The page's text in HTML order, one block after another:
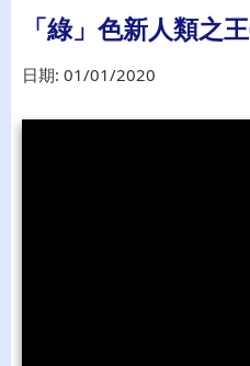
「綠」色新人
「綠」色新人類之
日期: 01/01/2020